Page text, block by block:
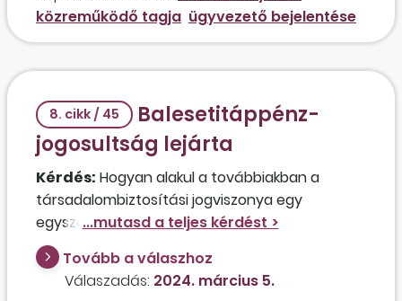
40 órás munkaviszonnyal? Mindkettőjüket
szerepeltetni kell a '08-as bevalláson?
közreműködő tagja ügyvezető bejelentése
8. cikk / 45
Balesetitáppénz-
jogosultság lejárta
Kérdés: Hogyan alakul a továbbiakban a
társadalombiztosítási jogviszonya egy
egyszemélyes kft. tagjának, aki főfoglalkozású
(heti 40 órás) munkaviszonyában 2022
márciusában üzemi balesetet szenvedett,
kétéves táppénze a napokban jár le, de
Tovább a válaszhoz
Válaszadás: 2024. március 5.